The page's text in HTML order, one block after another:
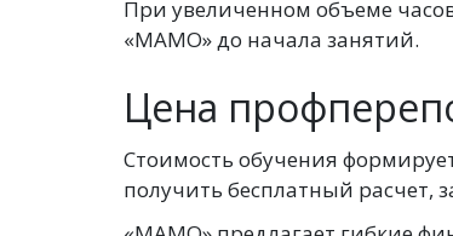
При увеличенном объеме
«МАМО» до начала занятий.
Цена
Стоимость обучения
получить бесплатный расчет,